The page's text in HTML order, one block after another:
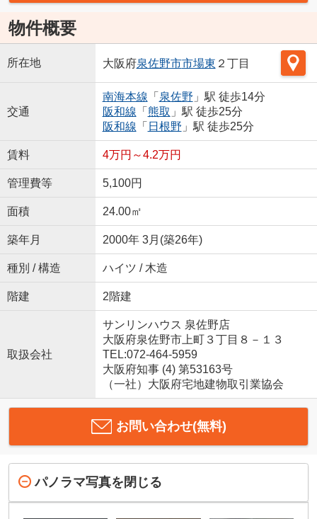
物件概要
所在地 大阪府泉佐野市市場東 ２丁目
交通
南海本線 「 泉佐野 」駅 徒歩14分
阪和線 「 熊取 」駅 徒歩25分
阪和線 「 日根野 」駅 徒歩25分
賃料 4万円～4.2万円
管理費等 5,100円
面積 24.00㎡
築年月 2000年 3月(築26年)
種別 / 構造 ハイツ / 木造
階建 2階建
取扱会社
サンリンハウス 泉佐野店
大阪府泉佐野市上町３丁目８－１３
TEL:072-464-5959
大阪府知事 (4) 第53163号
（一社）大阪府宅地建物取引業協会
お問い合わせ(無料)
パノラマ写真を閉じる